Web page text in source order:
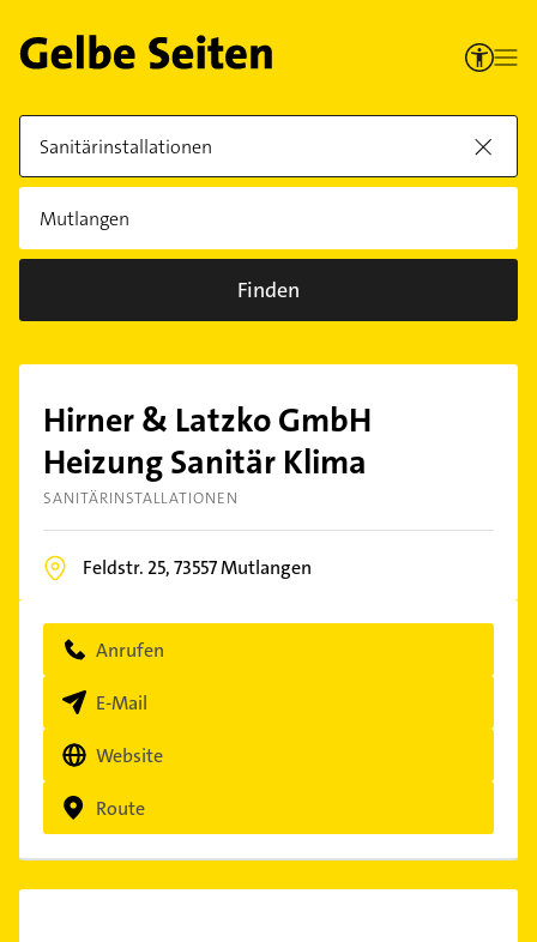
Finden
Hirner & Latzko GmbH
Heizung Sanitär Klima
SANITÄRINSTALLATIONEN
Feldstr. 25,73557Mutlangen
Anrufen
E-Mail
Website
Route